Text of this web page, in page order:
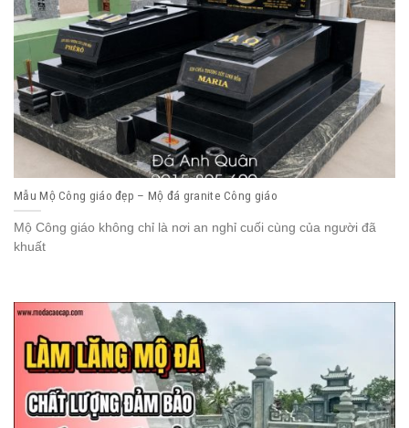
Mẫu Mộ Công giáo đẹp – Mộ đá granite Công giáo
Mộ Công giáo không chỉ là nơi an nghỉ cuối cùng của người đã
khuất